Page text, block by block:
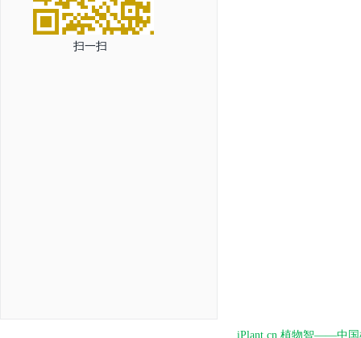
扫一扫
iPlant.cn 植物智——中国